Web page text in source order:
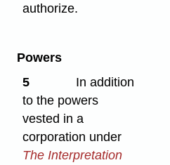
authorize.
Powers
5
In addition
to the powers
vested in a
corporation under
The Interpretation